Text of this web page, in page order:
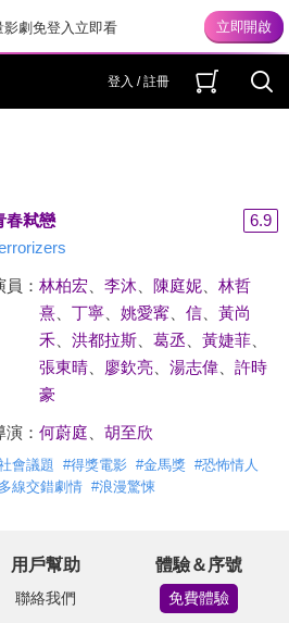
劇免登入立即看
登入 / 註冊
春弒戀
6.9
員： 林柏宏 李沐、 陳庭妮、 林哲
熹、 丁寧、 姚愛寗、 信、 黃尚
禾、 洪都拉斯、 葛丞 黃婕菲、
張東晴、 廖欽亮、 湯志偉、 許時
豪
演： 何蔚庭 胡至欣
會議題 #得獎電影 #金馬獎 #恐怖情人
線交錯劇情 #浪漫驚悚
用戶幫助
聯絡我們
體驗＆序號
免費體驗